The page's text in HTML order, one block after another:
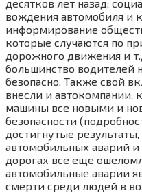
десятков лет назад;
вождения автомобиля и
информирование
которые случаются по
дорожного движения и
большинство водителей
безопасно. Также свой
внесли и автокомпании,
машины все новыми и
безопасности
достигнутые
автомобильных аварий и
дорогах все еще
автомобильные аварии
смерти среди людей в